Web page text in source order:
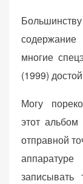
многие
(1999)
Могу
этот альбом
отправной